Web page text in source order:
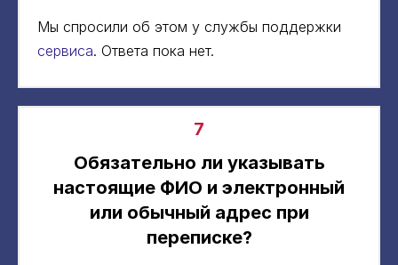
Мы спросили об этом у службы поддержки
сервиса. Ответа пока нет.
7
Обязательно ли указывать
настоящие ФИО и электронный
или обычный адрес при
переписке?